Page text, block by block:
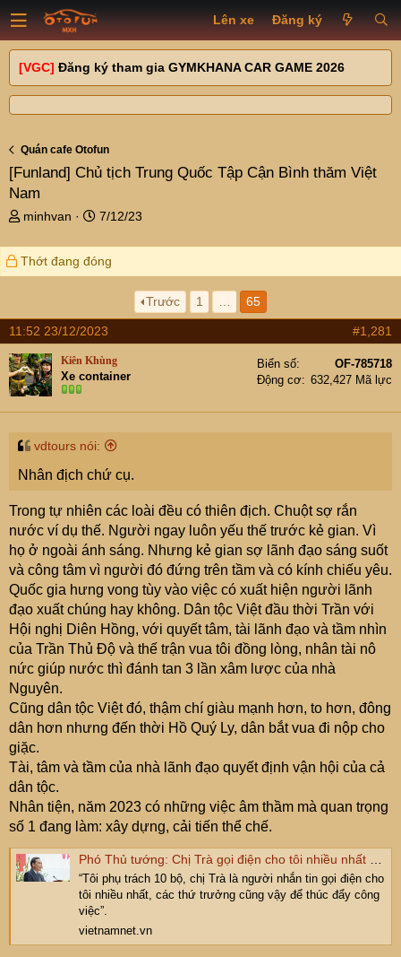
Lên xe Đăng ký
[VGC] Đăng ký tham gia GYMKHANA CAR GAME 2026
Quán cafe Otofun
[Funland] Chủ tịch Trung Quốc Tập Cận Bình thăm Việt
Nam
T
r
e
s
t
a
r
t
minhvan
N
à
y
i
7/12/23
Thớt đang đóng
Trước 1 65
11:52 23/12/2023 #1,281
Kiên Khùng
Xe container
Biển số
OF-785718
Động cơ
632,427 Mã lực
vdtours nói:
Nhân địch chứ cụ.
Trong tự nhiên các loài đều có thiên địch. Chuột sợ rắn
nước ví dụ thế. Người ngay luôn yếu thế trước kẻ gian. Vì
họ ở ngoài ánh sáng. Nhưng kẻ gian sợ lãnh đạo sáng suốt
và công tâm vì người đó đứng trên tầm và có kính chiếu yêu.
Quốc gia hưng vong tùy vào việc có xuất hiện người lãnh
đạo xuất chúng hay không. Dân tộc Việt đầu thời Trần với
Hội nghị Diên Hồng, với quyết tâm, tài lãnh đạo và tầm nhìn
của Trần Thủ Độ và thế trận vua tôi đồng lòng, nhân tài nô
nức giúp nước thì đánh tan 3 lần xâm lược của nhà
Nguyên.
Cũng dân tộc Việt đó, thậm chí giàu mạnh hơn, to hơn, đông
dân hơn nhưng đến thời Hồ Quý Ly, dân bắt vua đi nộp cho
giặc.
Tài, tâm và tầm của nhà lãnh đạo quyết định vận hội của cả
dân tộc.
Nhân tiện, năm 2023 có những việc âm thầm mà quan trọng
số 1 đang làm: xây dựng, cải tiến thể chế.
Phó Thủ tướng: Chị Trà gọi điện cho tôi nhiều nhất để thúc đẩy công việc
“Tôi phụ trách 10 bộ, chị Trà là người nhắn tin gọi điện cho
tôi nhiều nhất, các thứ trưởng cũng vậy để thúc đẩy công
việc”.
vietnamnet.vn